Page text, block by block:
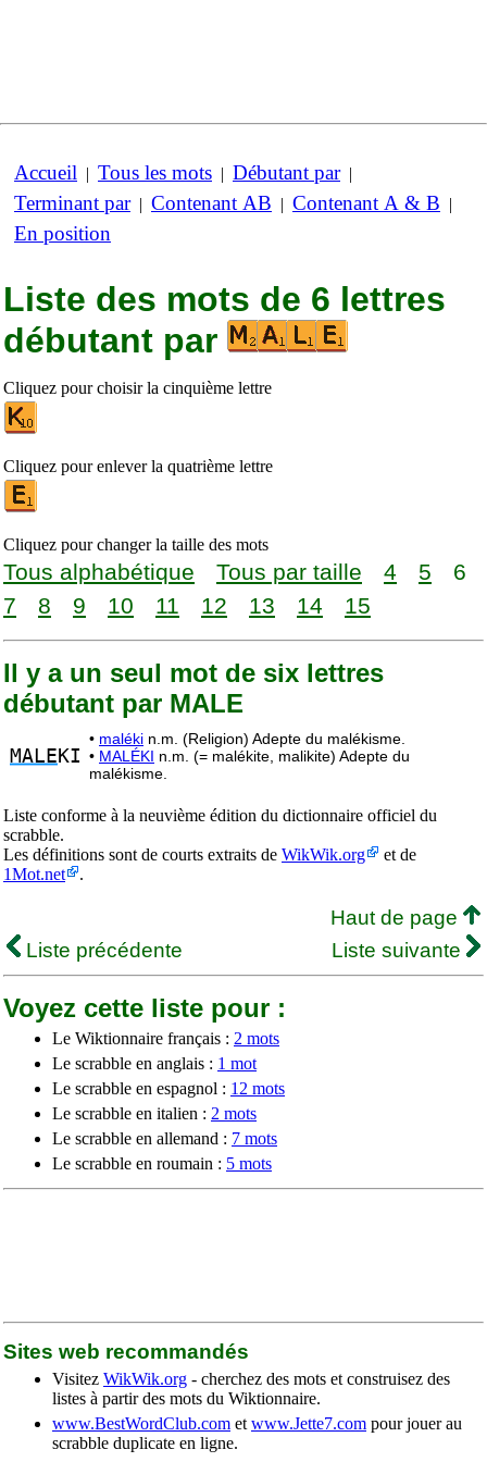
Accueil | Tous les mots | Débutant par|
Terminant par| Contenant AB | Contenant A & B |
En position
Liste des mots de 6 lettres
débutant par
Cliquez pour choisir la cinquième lettre
Cliquez pour enlever la quatrième lettre
Cliquez pour changer la taille des mots
Tous alphabétique Tous par taille 4 5
6
7
8 9 10 11 12 13 14 15
Il y a un seul mot de six lettres
débutant par MALE
MALE KI
• maléki n.m. (Religion) Adepte du malékisme.
• MALÉKI n.m. (= malékite, malikite) Adepte du
malékisme.
Liste conforme à la neuvième édition du dictionnaire officiel du
scrabble.
Les définitions sont de courts extraits de WikWik.org
et de
1Mot.net
.
Haut de page
Liste précédente
Liste suivante
Voyez cette liste pour :
Le Wiktionnaire français : 2 mots
Le scrabble en anglais : 1 mot
Le scrabble en espagnol : 12 mots
Le scrabble en italien : 2 mots
Le scrabble en allemand : 7 mots
Le scrabble en roumain : 5 mots
Sites web recommandés
Visitez WikWik.org - cherchez des mots et construisez des
listes à partir des mots du Wiktionnaire.
www.BestWordClub.com et www.Jette7.com pour jouer au
scrabble duplicate en ligne.